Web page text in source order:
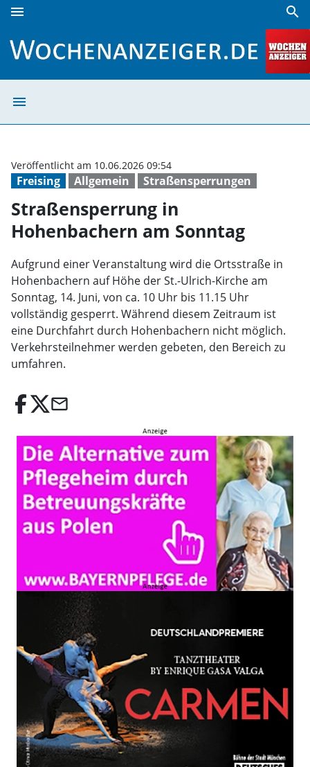
menu search
menu
Freising Allgemein Straßensperrungen
Veröffentlicht am 10.06.2026 09:54
Straßensperrung in
Hohenbachern am Sonntag
Aufgrund einer Veranstaltung wird die Ortsstraße in
Hohenbachern auf Höhe der St.-Ulrich-Kirche am
Sonntag, 14. Juni, von ca. 10 Uhr bis 11.15 Uhr
vollständig gesperrt. Während diesem Zeitraum ist
eine Durchfahrt durch Hohenbachern nicht möglich.
Verkehrsteilnehmer werden gebeten, den Bereich zu
umfahren.
email